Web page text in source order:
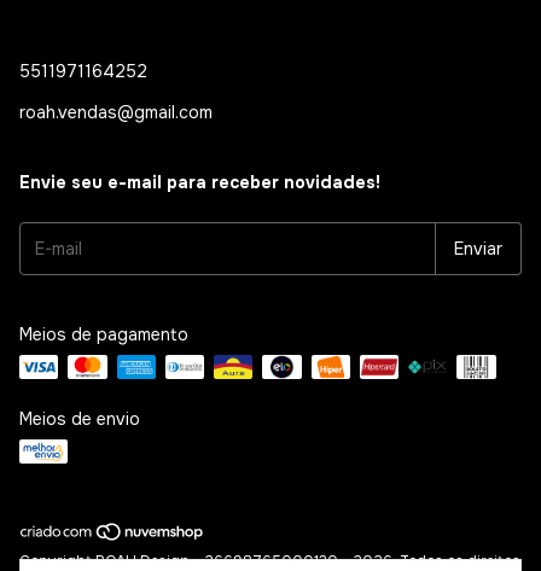
5511971164252
roah.vendas@gmail.com
Envie seu e-mail para receber novidades!
Meios de pagamento
Meios de envio
Copyright ROAH Design - 26698765000130 - 2026. Todos os direitos